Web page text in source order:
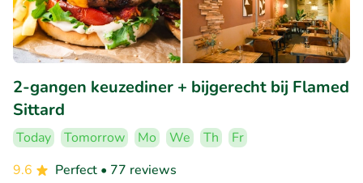
2-gangen keuzediner + bijgerecht bij Flamed
Sittard
Today Tomorrow Mo We Th
Fr
9.6
Perfect • 77 reviews